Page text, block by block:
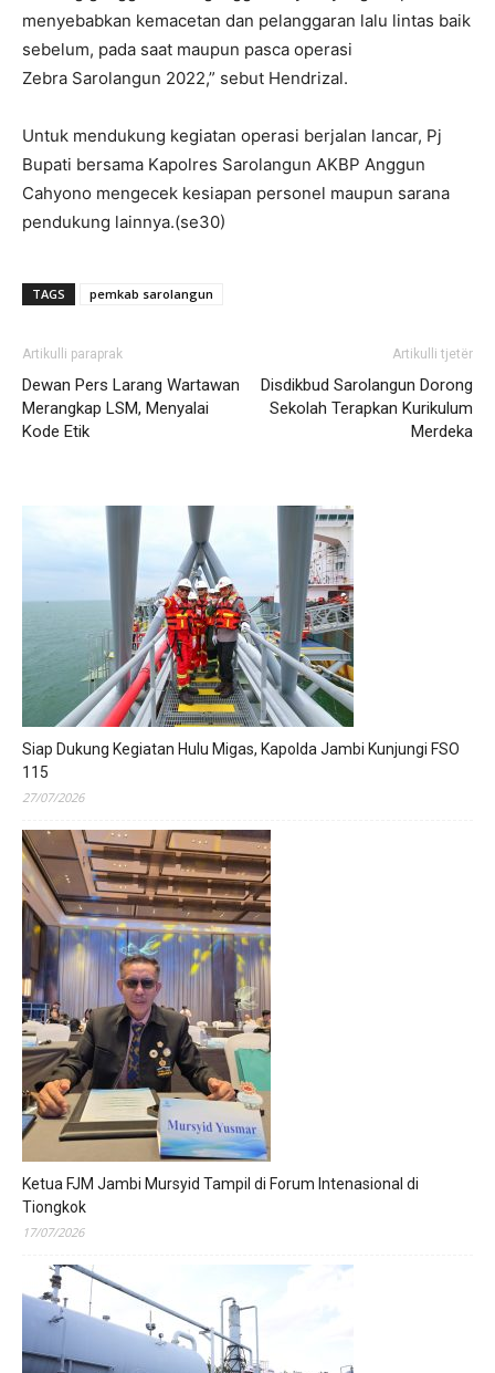
menyebabkan kemacetan dan pelanggaran lalu lintas baik
sebelum, pada saat maupun pasca operasi
Zebra Sarolangun 2022,” sebut Hendrizal.
Untuk mendukung kegiatan operasi berjalan lancar, Pj
Bupati bersama Kapolres Sarolangun AKBP Anggun
Cahyono mengecek kesiapan personel maupun sarana
pendukung lainnya.(se30)
TAGS pemkab sarolangun
Artikulli paraprak
Dewan Pers Larang Wartawan
Merangkap LSM, Menyalai
Kode Etik
Artikulli tjetër
Disdikbud Sarolangun Dorong
Sekolah Terapkan Kurikulum
Merdeka
Siap Dukung Kegiatan Hulu Migas, Kapolda Jambi Kunjungi FSO
115
27/07/2026
Ketua FJM Jambi Mursyid Tampil di Forum Intenasional di
Tiongkok
17/07/2026